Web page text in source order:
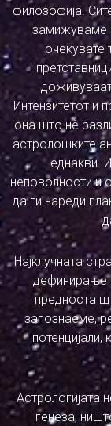
филозофија.
замижуваме
очекувате
доживуваат
Интензитетот и
она што нѐ
астролошките
еднакви.
неповолности и
да ги нареди
Најклучната
дефинирање
предноста
запознаеме,
Астрологијата
генеза,